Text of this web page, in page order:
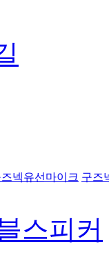
넥유선마이크 구즈
스피커